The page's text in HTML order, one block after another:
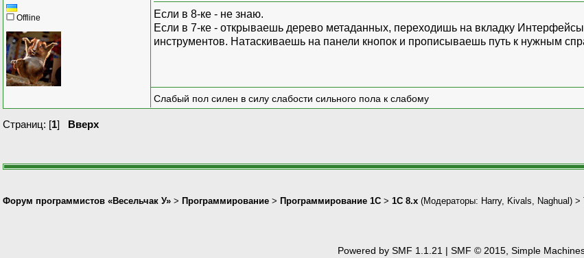
Offline
Если в 8-ке - не знаю.
Если в 7-ке - открываешь дерево метаданных, переходишь на вкладку
инструментов. Натаскиваешь на панели кнопок и прописываешь путь к нужным
Слабый пол силен в силу слабости сильного пола к слабому
Страниц: [1] Вверх
Форум программистов «Весельчак У» > Программирование > Программирование 1С > 1С 8.x (Модераторы: Harry, Kivals Naghual) >
Powered by SMF 1.1.21 | SMF © 2015, Simple